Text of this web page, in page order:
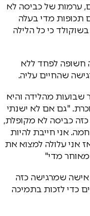
ערמות של כביסה לא
תכופות מדי בעלה
כי כל הלילה
חשופה לפחד ללא
שהחיים עליה.
שבועות מהלידה והיא
"גם אם לא ישנתי
כזה כביסה לא מקופלת,
אני חייבת להיות
אני עלולה למצוא את
מאוחר מדי"
שמרגישה כזה
כדי לזכות בתמיכה